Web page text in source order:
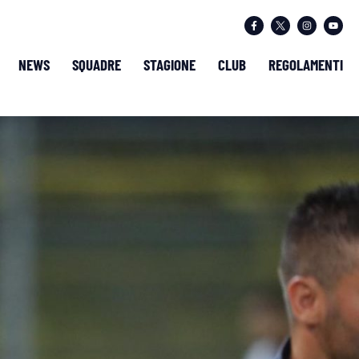
NEWS SQUADRE STAGIONE CLUB REGOLAMENTI